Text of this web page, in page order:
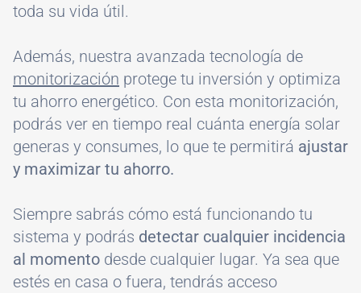
toda su vida útil.
Además, nuestra avanzada tecnología de
monitorización protege tu inversión y optimiza
tu ahorro energético. Con esta monitorización,
podrás ver en tiempo real cuánta energía solar
generas y consumes, lo que te permitirá ajustar
y maximizar tu ahorro.
Siempre sabrás cómo está funcionando tu
sistema y podrás detectar cualquier incidencia
al momento desde cualquier lugar. Ya sea que
estés en casa o fuera, tendrás acceso